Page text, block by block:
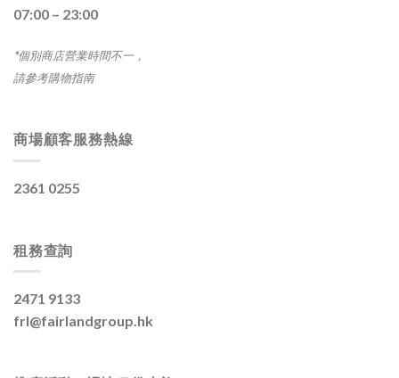
07:00 – 23:00
*個別商店營業時間不一，
請參考購物指南
商場顧客服務熱線
2361 0255
租務查詢
2471 9133
frl@fairlandgroup.hk